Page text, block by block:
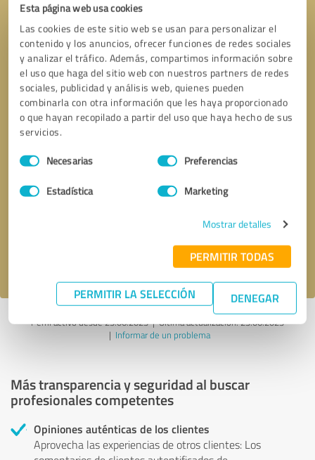
Esta página web usa cookies
Las cookies de este sitio web se usan para personalizar el
contenido y los anuncios, ofrecer funciones de redes sociales
y analizar el tráfico. Además, compartimos información sobre
el uso que haga del sitio web con nuestros partners de redes
sociales, publicidad y análisis web, quienes pueden
combinarla con otra información que les haya proporcionado
o que hayan recopilado a partir del uso que haya hecho de sus
servicios.
Selección
de
Necesarias Preferencias
Estadística Marketing
Mostrar detalles
PERMITIR TODAS
PERMITIR LA SELECCIÓN DENEGAR
Solicitar una llamada * campos obligatorios
Perfil activo desde 23.06.2023 |Última actualización: 23.06.2023
| Informar de un problema
Más transparencia y seguridad al buscar
profesionales competentes
Opiniones auténticas de los clientes
Aprovecha las experiencias de otros clientes: Los